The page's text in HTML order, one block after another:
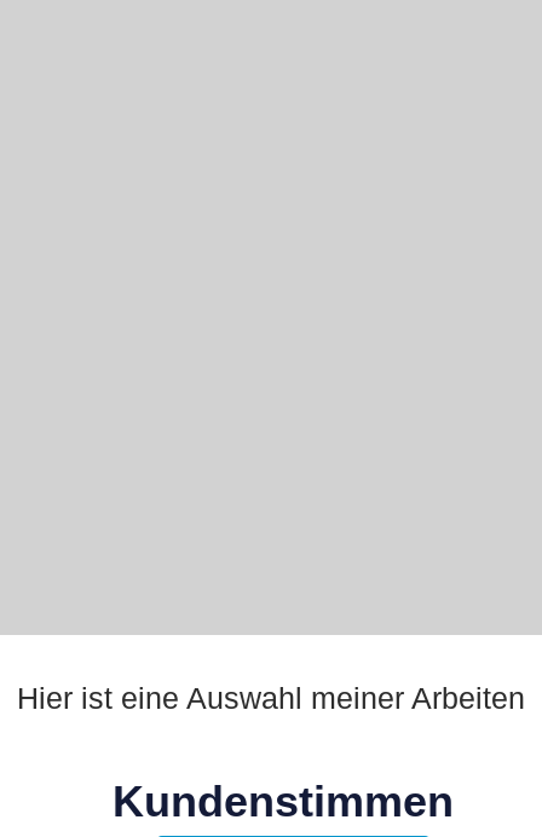
Hier ist eine Auswahl meiner Arbeiten
Kundenstimmen